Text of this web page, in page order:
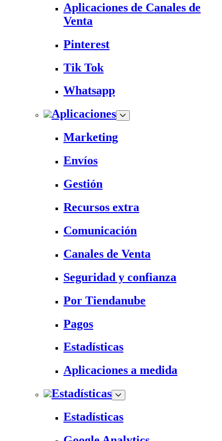
Aplicaciones de Canales de
Venta
Pinterest
Tik Tok
Whatsapp
Aplicaciones
Marketing
Envíos
Gestión
Recursos extra
Comunicación
Canales de Venta
Seguridad y confianza
Por Tiendanube
Pagos
Estadísticas
Aplicaciones a medida
Estadísticas
Estadísticas